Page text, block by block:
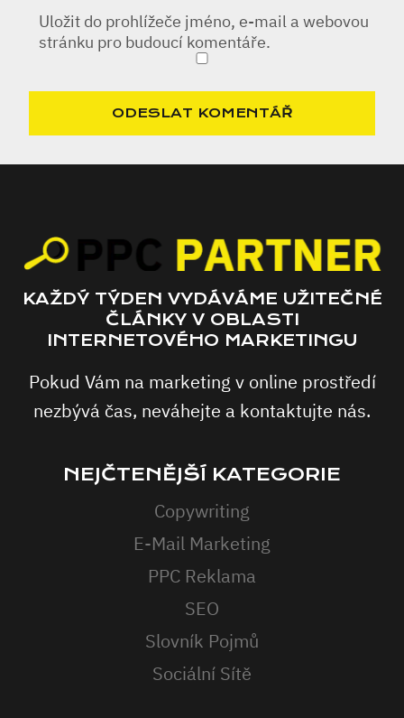
Uložit do prohlížeče jméno, e-mail a webovou
stránku pro budoucí komentáře.
KAŽDÝ TÝDEN VYDÁVÁME UŽITEČNÉ
ČLÁNKY V OBLASTI
INTERNETOVÉHO MARKETINGU
Pokud Vám na marketing v online prostředí
nezbývá čas, neváhejte a kontaktujte nás.
NEJČTENĚJŠÍ KATEGORIE
Copywriting
E-Mail Marketing
PPC Reklama
SEO
Slovník Pojmů
Sociální Sítě